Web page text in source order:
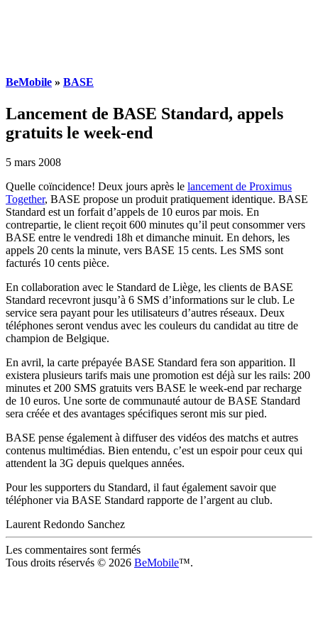
BeMobile » BASE
Lancement de BASE Standard, appels
gratuits le week-end
5 mars 2008
Quelle coïncidence! Deux jours après le lancement de Proximus
Together, BASE propose un produit pratiquement identique. BASE
Standard est un forfait d’appels de 10 euros par mois. En
contrepartie, le client reçoit 600 minutes qu’il peut consommer vers
BASE entre le vendredi 18h et dimanche minuit. En dehors, les
appels 20 cents la minute, vers BASE 15 cents. Les SMS sont
facturés 10 cents pièce.
En collaboration avec le Standard de Liège, les clients de BASE
Standard recevront jusqu’à 6 SMS d’informations sur le club. Le
service sera payant pour les utilisateurs d’autres réseaux. Deux
téléphones seront vendus avec les couleurs du candidat au titre de
champion de Belgique.
En avril, la carte prépayée BASE Standard fera son apparition. Il
existera plusieurs tarifs mais une promotion est déjà sur les rails: 200
minutes et 200 SMS gratuits vers BASE le week-end par recharge
de 10 euros. Une sorte de communauté autour de BASE Standard
sera créée et des avantages spécifiques seront mis sur pied.
BASE pense également à diffuser des vidéos des matchs et autres
contenus multimédias. Bien entendu, c’est un espoir pour ceux qui
attendent la 3G depuis quelques années.
Pour les supporters du Standard, il faut également savoir que
téléphoner via BASE Standard rapporte de l’argent au club.
Laurent Redondo Sanchez
Les commentaires sont fermés
Tous droits réservés © 2026 BeMobile™.